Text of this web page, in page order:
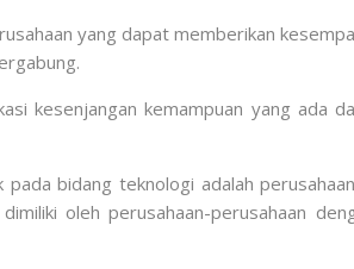
yang dapat memberikan
kesenjangan kemampuan yang ada
bidang teknologi adalah
oleh perusahaan-perusahaan